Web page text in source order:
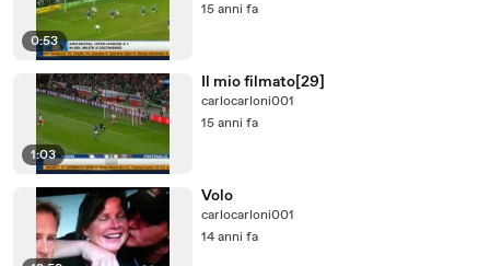
0:53
15 anni fa
1:03
Il mio filmato[29]
carlocarloni001
15 anni fa
Volo
carlocarloni001
14 anni fa